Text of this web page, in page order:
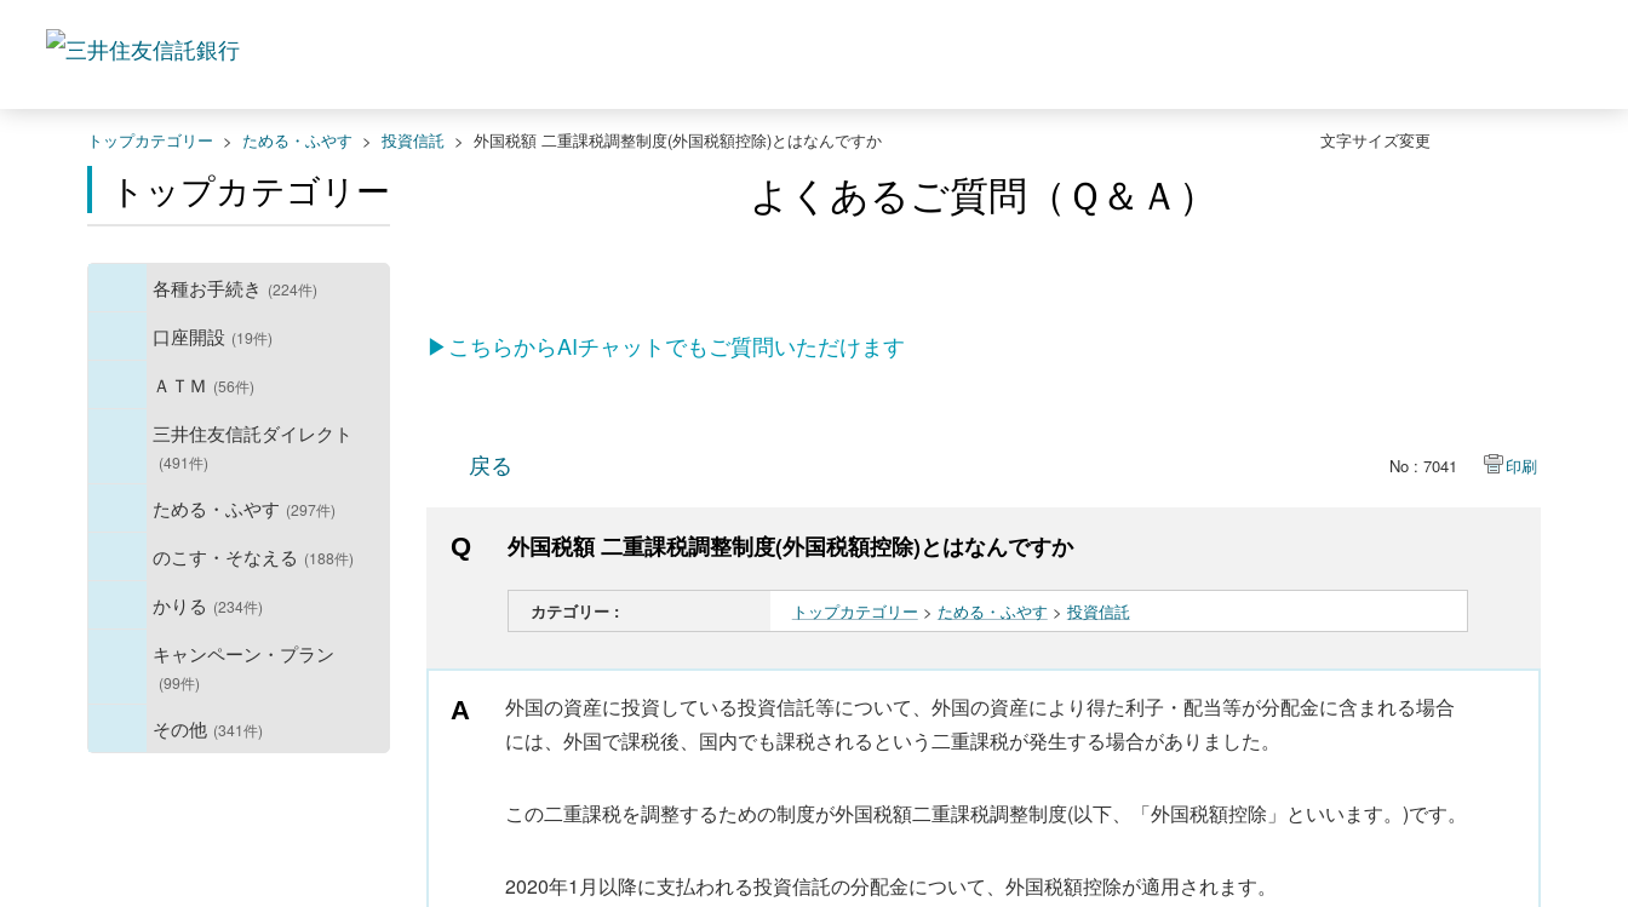
文字サイズ変更
トップカテゴリー > ためる・ふやす > 投資信託 > 外国税額 二重課税調整制度(外国税額控除)とはなんですか
トップカテゴリー
各種お手続き (224件)
口座開設 (19件)
ＡＴＭ (56件)
三井住友信託ダイレクト
(491件)
ためる・ふやす (297件)
のこす・そなえる (188件)
かりる (234件)
キャンペーン・プラン
(99件)
その他 (341件)
よくあるご質問（Ｑ＆Ａ）
▶こちらからAIチャットでもご質問いただけます
戻る No : 7041 印刷
外国税額 二重課税調整制度(外国税額控除)とはなんですか
カテゴリー : トップカテゴリー > ためる・ふやす > 投資信託
外国の資産に投資している投資信託等について、外国の資産により得た利子・配当等が分配金に含まれる場合
には、外国で課税後、国内でも課税されるという二重課税が発生する場合がありました。
この二重課税を調整するための制度が外国税額二重課税調整制度(以下、「外国税額控除」といいます。)です。
2020年1月以降に支払われる投資信託の分配金について、外国税額控除が適用されます。